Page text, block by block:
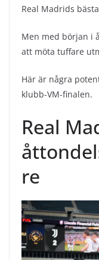
Real Madrids
Men med början i
att möta tuffare
Här är några
klubb-VM-finalen.
Real
re